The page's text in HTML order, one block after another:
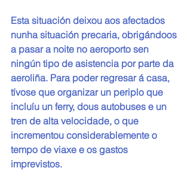
Esta situación deixou aos afectados
nunha situación precaria, obrigándoos
a pasar a noite no aeroporto sen
ningún tipo de asistencia por parte da
aeroliña. Para poder regresar á casa,
tívose que organizar un periplo que
incluíu un ferry, dous autobuses e un
tren de alta velocidade, o que
incrementou considerablemente o
tempo de viaxe e os gastos
imprevistos.